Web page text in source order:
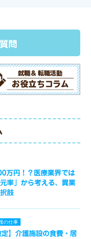
問
万円！？医療業界では
率」から考える、異業
肢
の仕事
】介護施設の食費・居